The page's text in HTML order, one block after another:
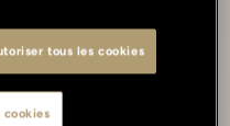
tous les cookies
cookies